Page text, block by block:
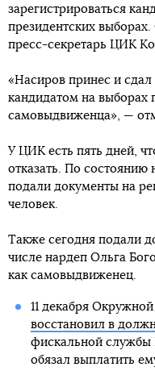
зарегистрироваться
президентских
пресс-секретарь ЦИК
«Насиров принес и
кандидатом на выборах
самовыдвиженца», —
У ЦИК есть пять дней,
отказать. По состоянию
подали документы на
человек.
Также сегодня подали
числе нардеп Ольга
как самовыдвиженец.
11 декабря
восстановил в
фискальной службы
обязал выплатить